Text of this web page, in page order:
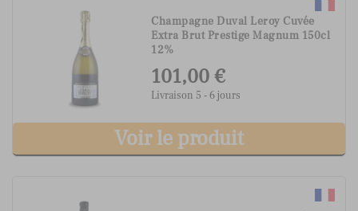
Champagne Duval Leroy Cuvée
Extra Brut Prestige Magnum 150cl
12%
101,00 €
Livraison 5 - 6 jours
Voir le produit